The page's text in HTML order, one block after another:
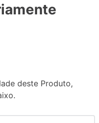
deste Produto,